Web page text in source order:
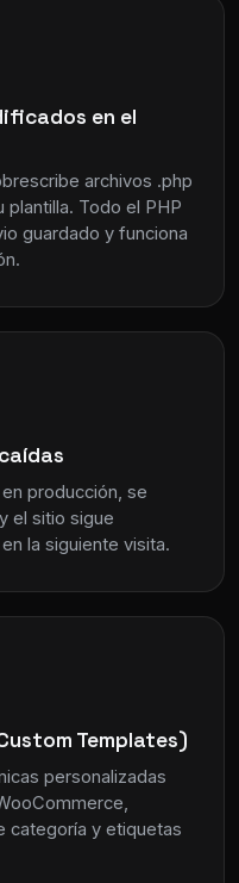
en el
archivos .php
Todo el PHP
guardado y funciona
producción, se
el sitio sigue
la siguiente visita.
Templates)
personalizadas
categoría y etiquetas